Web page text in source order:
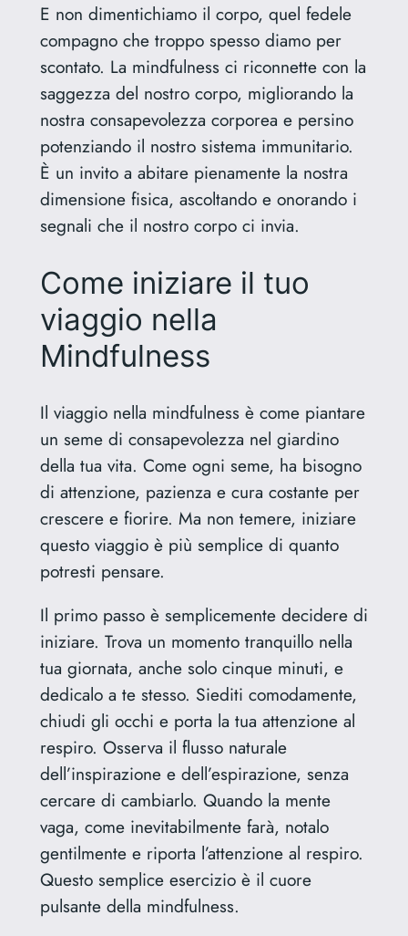
E non dimentichiamo il corpo, quel fedele
compagno che troppo spesso diamo per
scontato. La mindfulness ci riconnette con la
saggezza del nostro corpo, migliorando la
nostra consapevolezza corporea e persino
potenziando il nostro sistema immunitario.
È un invito a abitare pienamente la nostra
dimensione fisica, ascoltando e onorando i
segnali che il nostro corpo ci invia.
Come iniziare il tuo
viaggio nella
Mindfulness
Il viaggio nella mindfulness è come piantare
un seme di consapevolezza nel giardino
della tua vita. Come ogni seme, ha bisogno
di attenzione, pazienza e cura costante per
crescere e fiorire. Ma non temere, iniziare
questo viaggio è più semplice di quanto
potresti pensare.
Il primo passo è semplicemente decidere di
iniziare. Trova un momento tranquillo nella
tua giornata, anche solo cinque minuti, e
dedicalo a te stesso. Siediti comodamente,
chiudi gli occhi e porta la tua attenzione al
respiro. Osserva il flusso naturale
dell’inspirazione e dell’espirazione, senza
cercare di cambiarlo. Quando la mente
vaga, come inevitabilmente farà, notalo
gentilmente e riporta l’attenzione al respiro.
Questo semplice esercizio è il cuore
pulsante della mindfulness.